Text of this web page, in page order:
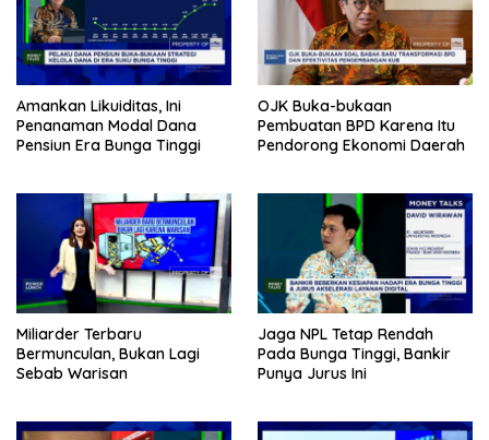
Amankan Likuiditas, Ini
Penanaman Modal Dana
Pensiun Era Bunga Tinggi
OJK Buka-bukaan
Pembuatan BPD Karena Itu
Pendorong Ekonomi Daerah
Miliarder Terbaru
Bermunculan, Bukan Lagi
Sebab Warisan
Jaga NPL Tetap Rendah
Pada Bunga Tinggi, Bankir
Punya Jurus Ini